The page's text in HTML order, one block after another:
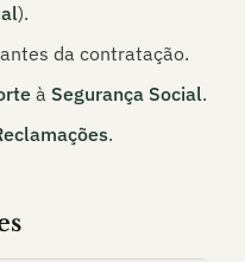
).
da contratação.
à Segurança Social.
.